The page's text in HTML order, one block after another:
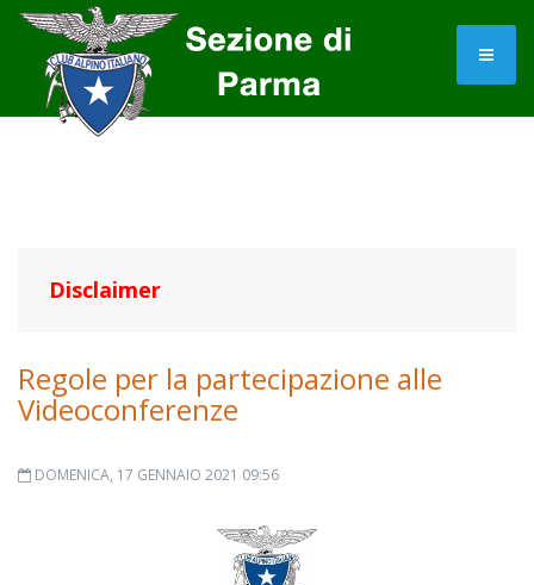
Disclaimer
Regole per la partecipazione alle
Videoconferenze
DOMENICA, 17 GENNAIO 2021 09:56